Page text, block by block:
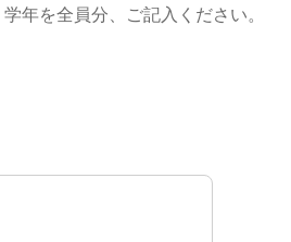
年を全員分、ご記入ください。